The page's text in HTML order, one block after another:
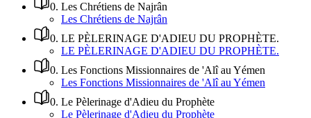
0. Les Chrétiens de Najrân
Les Chrétiens de Najrân
0. LE PÈLERINAGE D'ADIEU DU PROPHÈTE.
LE PÈLERINAGE D'ADIEU DU PROPHÈTE.
0. Les Fonctions Missionnaires de 'Alî au Yémen
Les Fonctions Missionnaires de 'Alî au Yémen
0. Le Pèlerinage d'Adieu du Prophète
Le Pèlerinage d'Adieu du Prophète